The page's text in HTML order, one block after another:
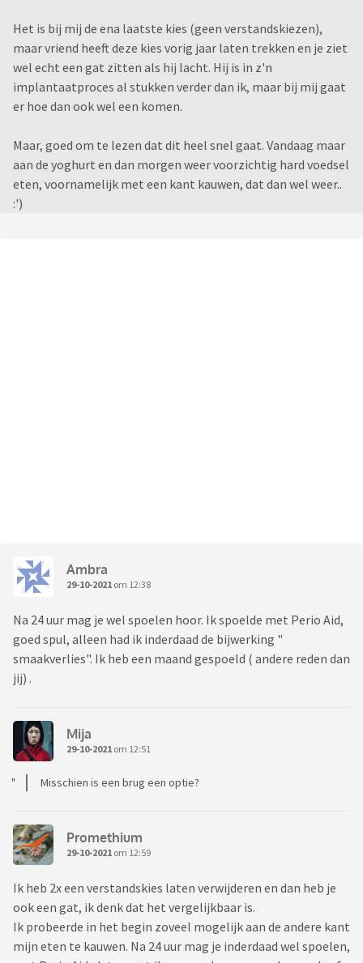
Het is bij mij de ena laatste kies (geen verstandskiezen),
maar vriend heeft deze kies vorig jaar laten trekken en je ziet
wel echt een gat zitten als hij lacht. Hij is in z'n
implantaatproces al stukken verder dan ik, maar bij mij gaat
er hoe dan ook wel een komen.
Maar, goed om te lezen dat dit heel snel gaat. Vandaag maar
aan de yoghurt en dan morgen weer voorzichtig hard voedsel
eten, voornamelijk met een kant kauwen, dat dan wel weer..
:')
Ambra
29-10-2021 om 12:38
Na 24 uur mag je wel spoelen hoor. Ik spoelde met Perio Aid,
goed spul, alleen had ik inderdaad de bijwerking "
smaakverlies". Ik heb een maand gespoeld ( andere reden dan
jij) .
Mija
29-10-2021 om 12:51
Misschien is een brug een optie?
Promethium
29-10-2021 om 12:59
Ik heb 2x een verstandskies laten verwijderen en dan heb je
ook een gat, ik denk dat het vergelijkbaar is.
Ik probeerde in het begin zoveel mogelijk aan de andere kant
mijn eten te kauwen. Na 24 uur mag je inderdaad wel spoelen,